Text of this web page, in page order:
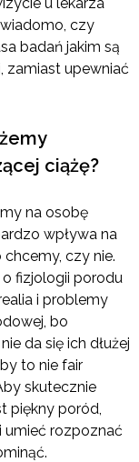
czy
badań jakim są
zamiast upewniać
ciążę?
na osobę
wpływa na
czy nie.
fizjologii porodu
i problemy
bo
da się ich dłużej
to nie fair
skutecznie
piękny poród,
umieć rozpoznać